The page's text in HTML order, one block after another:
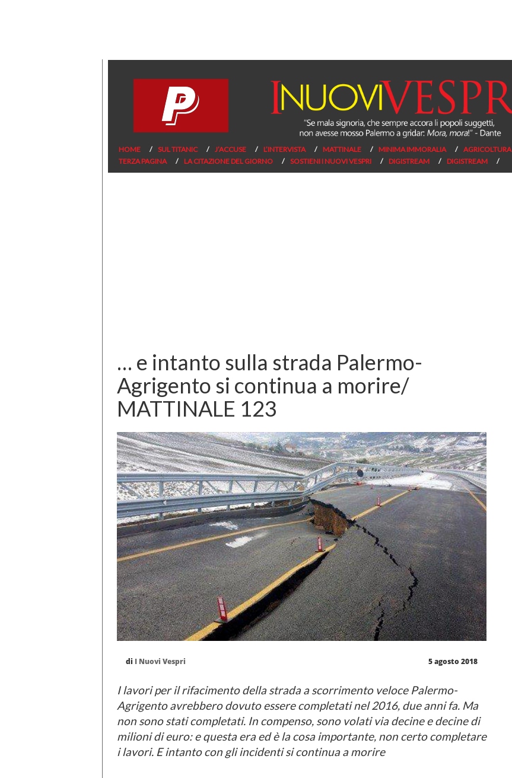
HOME SUL TITANIC J’ACCUSE L’INTERVISTA MATTINALE MINIMA IMMORALIA AGRICOLTURA
TERZA PAGINA
LA CITAZIONE DEL GIORNO SOSTIENI I NUOVI VESPRI DIGISTREAM DIGISTREAM
… e intanto sulla strada Palermo-
Agrigento si continua a morire/
MATTINALE 123
di I Nuovi Vespri 5 agosto 2018
I lavori per il rifacimento della strada a scorrimento veloce Palermo-
Agrigento avrebbero dovuto essere completati nel 2016, due anni fa. Ma
non sono stati completati. In compenso, sono volati via decine e decine di
milioni di euro: e questa era ed è la cosa importante, non certo completare
i lavori. E intanto con gli incidenti si continua a morire